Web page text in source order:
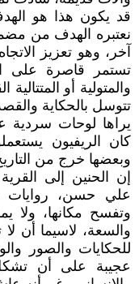
قد يكون هذا هو
نعتبره الهدف من
آخر، وهو تعزيز
تستمر قاصرة على
والمتولية أو
تتوسل بالحكاية
يراها لوحات سردية
كان الريفيون
وبعضها خرج من
إن الحنين إلى
علي حسن،
وتفسح مكانها، ولا
والسعة، لاسيما أن
للحكايات والصور
عجيبة على أن